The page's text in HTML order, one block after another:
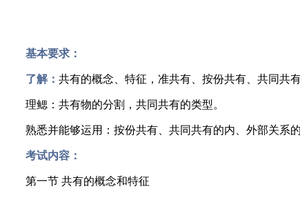
基本要求：
了解： 共有的概念、特征，准共有、按份共有、共同共有
理鳃：共有物的分割，共同共有的类型。
熟悉并能够运用：按份共有、共同共有的内、外部关系的
考试内容：
第一节 共有的概念和特征